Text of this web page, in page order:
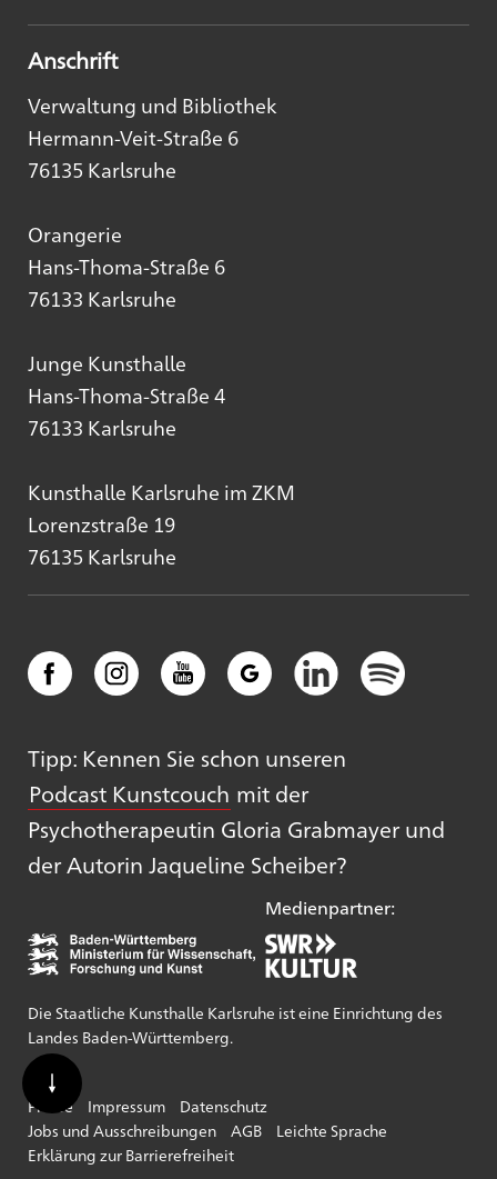
Anschrift
Verwaltung und Bibliothek
Hermann-Veit-Straße 6
76135 Karlsruhe
Orangerie
Hans-Thoma-Straße 6
76133 Karlsruhe
Junge Kunsthalle
Hans-Thoma-Straße 4
76133 Karlsruhe
Kunsthalle Karlsruhe im ZKM
Lorenzstraße 19
76135 Karlsruhe
Tipp: Kennen Sie schon unseren
Podcast Kunstcouch mit der
Psychotherapeutin Gloria Grabmayer und
der Autorin Jaqueline Scheiber?
Medienpartner:
Die Staatliche Kunsthalle Karlsruhe ist eine Einrichtung des
Landes Baden-Württemberg.
Presse Impressum
Datenschutz
Jobs und Ausschreibungen
AGB
Leichte Sprache
Erklärung zur Barrierefreiheit